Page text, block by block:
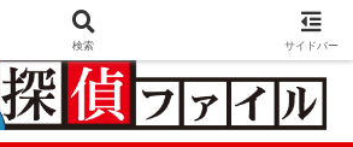
検索 サイドバー